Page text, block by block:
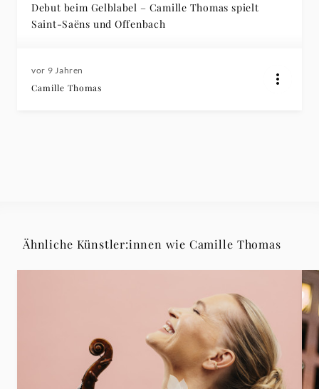
Debut beim Gelblabel – Camille Thomas spielt
Saint-Saëns und Offenbach
vor 9 Jahren
Camille Thomas
Ähnliche Künstler:innen wie Camille Thomas